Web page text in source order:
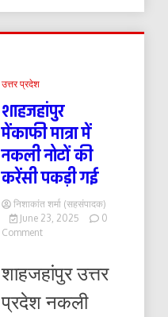
उत्तर प्रदेश
शाहजहांपुर
मेंकाफी मात्रा में
नकली नोटों की
करेंसी पकड़ी गई
निशाकांत शर्मा (सहसंपादक)
June 23, 2025
0
Commenton
मात्रा
नकली
शाहजहांपुर उत्तर
प्रदेश नकली